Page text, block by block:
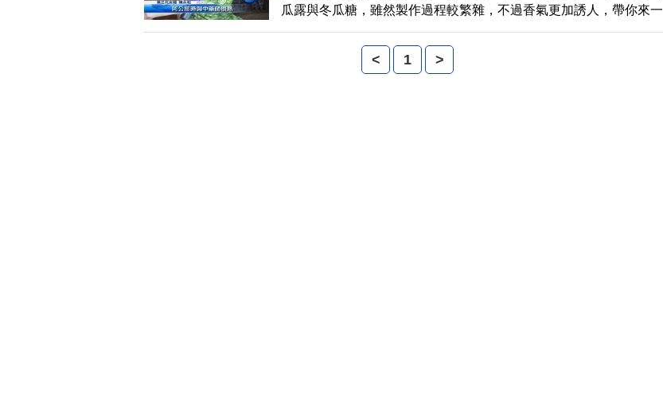
瓜露與冬瓜糖，雖然製作過程較繁雜，不過香氣更加誘人，帶你來一
探究竟 。
< 1 >